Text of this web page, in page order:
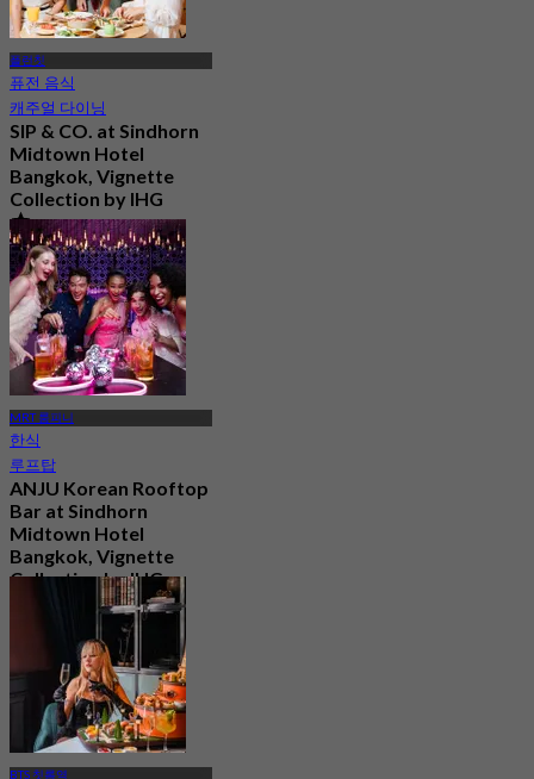
플런칫
퓨전 음식
캐주얼 다이닝
SIP & CO. at Sindhorn
Midtown Hotel
Bangkok, Vignette
Collection by IHG
5.0
29 예약됨
에서฿ 496.66
MRT 룸피니
한식
루프탑
ANJU Korean Rooftop
Bar at Sindhorn
Midtown Hotel
Bangkok, Vignette
Collection by IHG
฿ 730
BTS 칫롬역